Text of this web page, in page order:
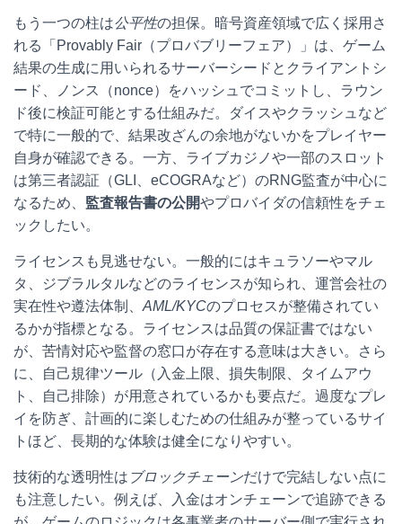
もう一つの柱は公平性の担保。暗号資産領域で広く採用さ
れる「Provably Fair（プロバブリーフェア）」は、ゲーム
結果の生成に用いられるサーバーシードとクライアントシ
ード、ノンス（nonce）をハッシュでコミットし、ラウン
ド後に検証可能とする仕組みだ。ダイスやクラッシュなど
で特に一般的で、結果改ざんの余地がないかをプレイヤー
自身が確認できる。一方、ライブカジノや一部のスロット
は第三者認証（GLI、eCOGRAなど）のRNG監査が中心に
なるため、 監査報告書の公開やプロバイダの信頼性をチェ
ックしたい。
ライセンスも見逃せない。一般的にはキュラソーやマル
タ、ジブラルタルなどのライセンスが知られ、運営会社の
実在性や遵法体制、 AML/KYCのプロセスが整備されてい
るかが指標となる。ライセンスは品質の保証書ではない
が、苦情対応や監督の窓口が存在する意味は大きい。さら
に、自己規律ツール（入金上限、損失制限、タイムアウ
ト、自己排除）が用意されているかも要点だ。過度なプレ
イを防ぎ、計画的に楽しむための仕組みが整っているサイ
トほど、長期的な体験は健全になりやすい。
技術的な透明性は ブロックチェーンだけで完結しない点に
も注意したい。例えば、入金はオンチェーンで追跡できる